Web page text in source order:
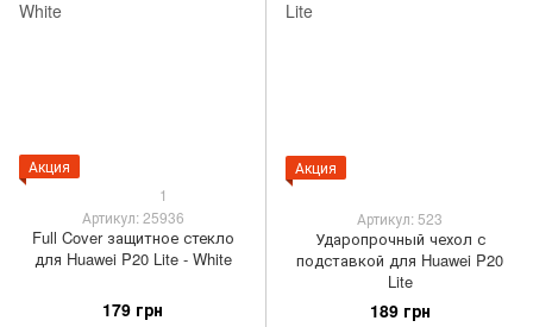
Акция
1
Артикул: 25936
Full Cover защитное стекло
для Huawei P20 Lite - White
179 грн
Акция
Артикул: 523
Ударопрочный чехол с
подставкой для Huawei P20
Lite
189 грн